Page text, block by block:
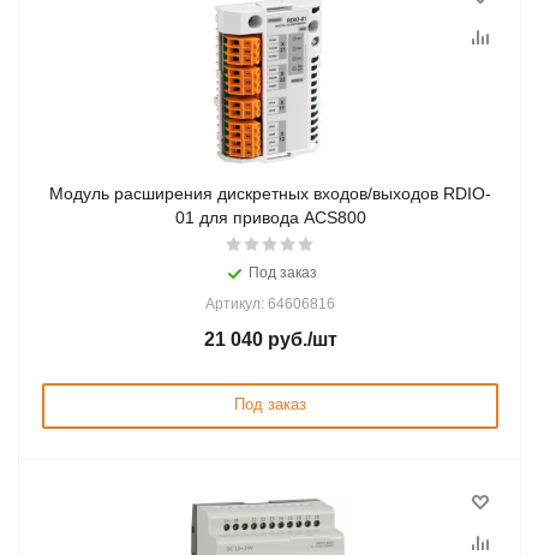
Модуль расширения дискретных входов/выходов RDIO-
01 для привода ACS800
Под заказ
Артикул: 64606816
21 040руб./шт
Под заказ